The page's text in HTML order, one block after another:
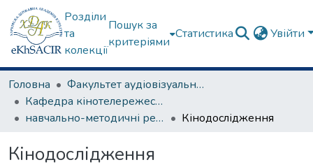
Розділи
та
колекції
Пошук за
критеріями
Статистика Увійти
Головна
Факультет аудіовізуального мистецтва
Кафедра кінотелережесури та сценарної майстерності
навчально-методичні рекомендації, програми дисциплін
Кінодослідження
Кінодослідження